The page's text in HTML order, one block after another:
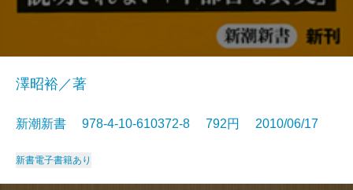
澤昭裕／著
新潮新書 978-4-10-610372-8 792円 2010/06/17
新書電子書籍あり